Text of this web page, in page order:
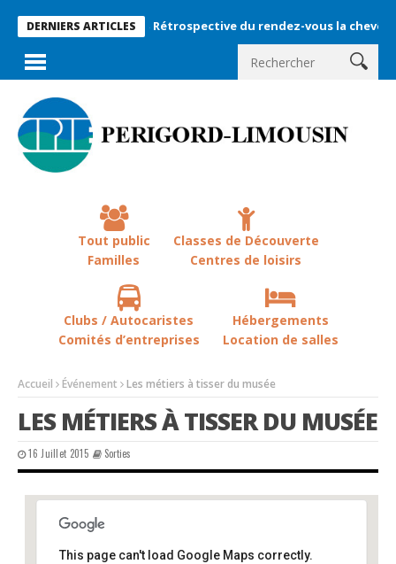
DERNIERS ARTICLESRétrospective du rendez-vous la chevêche 2026 !
Tout public
Familles
Classes de Découverte
Centres de loisirs
Clubs / Autocaristes
Comités d’entreprises
Hébergements
Location de salles
Accueil Événement Les métiers à tisser du musée
LES MÉTIERS À TISSER DU MUSÉE
16 Juillet 2015 Sorties
This page can't load Google Maps correctly.